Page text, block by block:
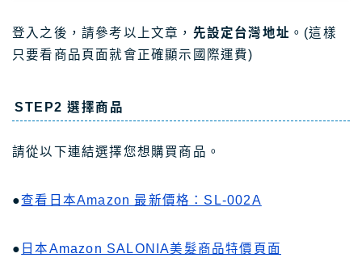
登入之後，請參考以上文章， 先設定台灣地址 。(這樣
只要看商品頁面就會正確顯示國際運費)
STEP2 選擇商品
請從以下連結選擇您想購買商品。
●查看日本Amazon 最新價格：SL-002A
● 日本Amazon SALONIA美髮商品特價頁面